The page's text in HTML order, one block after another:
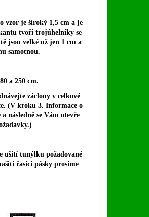
vzor je široký 1,5 cm a je
tvoří trojúhelníky se
jsou velké už jen 1 cm a
samotnou.
a 250 cm.
záclony v celkové
(V kroku 3. Informace o
následně se Vám otevře
ušití tunýlku požadované
řasící pásky prosíme